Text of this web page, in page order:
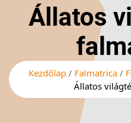
végéreÁllatos
Kezdőlap Falmatrica
Állatos
elejére